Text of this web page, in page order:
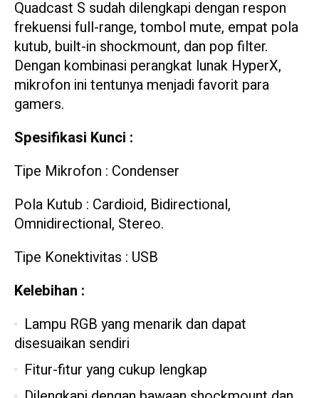
Quadcast S sudah dilengkapi dengan respon
frekuensi full-range, tombol mute, empat pola
kutub, built-in shockmount, dan pop filter.
Dengan kombinasi perangkat lunak HyperX,
mikrofon ini tentunya menjadi favorit para
gamers.
Spesifikasi Kunci :
Tipe Mikrofon : Condenser
Pola Kutub : Cardioid, Bidirectional,
Omnidirectional, Stereo.
Tipe Konektivitas : USB
Kelebihan :
Lampu RGB yang menarik dan dapat
disesuaikan sendiri
Fitur-fitur yang cukup lengkap